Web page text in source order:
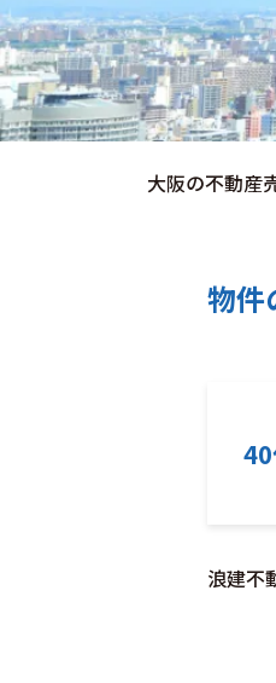
大阪の不動産
物件
浪建不